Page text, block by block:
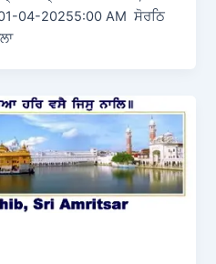
04-20255:00 AM ਸੋਰਠਿ